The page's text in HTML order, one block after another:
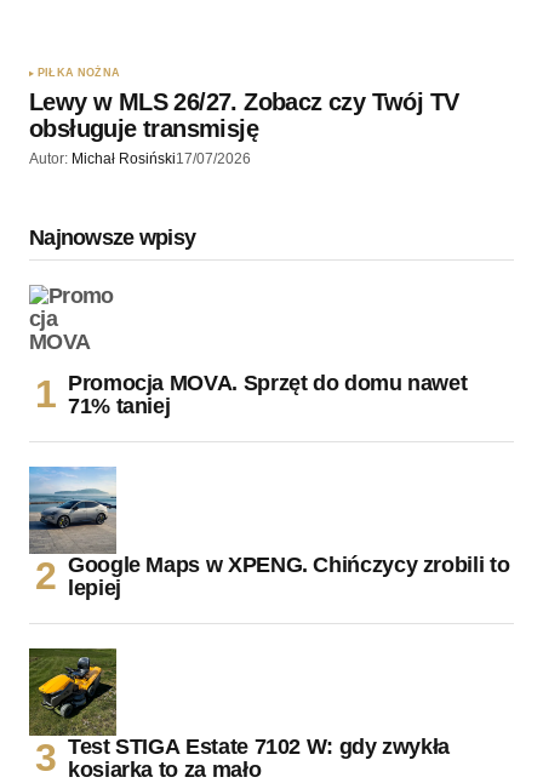
PIŁKA NOŻNA
Lewy w MLS 26/27. Zobacz czy Twój TV
obsługuje transmisję
Autor: Michał Rosiński17/07/2026
Najnowsze wpisy
Promocja MOVA. Sprzęt do domu nawet
71% taniej
Google Maps w XPENG. Chińczycy zrobili to
lepiej
Test STIGA Estate 7102 W: gdy zwykła
kosiarka to za mało